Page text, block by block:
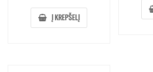
Į KREPŠELĮ